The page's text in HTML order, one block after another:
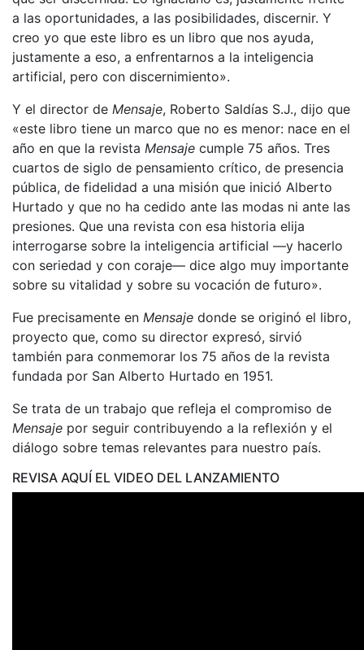
a las oportunidades, a las posibilidades, discernir. Y
creo yo que este libro es un libro que nos ayuda,
justamente a eso, a enfrentarnos a la inteligencia
artificial, pero con discernimiento».
Y el director de Mensaje, Roberto Saldías S.J., dijo que
«este libro tiene un marco que no es menor: nace en el
año en que la revista Mensaje cumple 75 años. Tres
cuartos de siglo de pensamiento crítico, de presencia
pública, de fidelidad a una misión que inició Alberto
Hurtado y que no ha cedido ante las modas ni ante las
presiones. Que una revista con esa historia elija
interrogarse sobre la inteligencia artificial —y hacerlo
con seriedad y con coraje— dice algo muy importante
sobre su vitalidad y sobre su vocación de futuro».
Fue precisamente en Mensaje donde se originó el libro,
proyecto que, como su director expresó, sirvió
también para conmemorar los 75 años de la revista
fundada por San Alberto Hurtado en 1951.
Se trata de un trabajo que refleja el compromiso de
Mensaje por seguir contribuyendo a la reflexión y el
diálogo sobre temas relevantes para nuestro país.
REVISA AQUÍ EL VIDEO DEL LANZAMIENTO